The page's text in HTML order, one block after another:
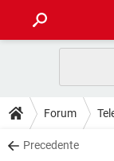
INTRATTENIMENTO
iOS
GUIDE
COVID-19
DOWNLOAD
Forum
Precedente